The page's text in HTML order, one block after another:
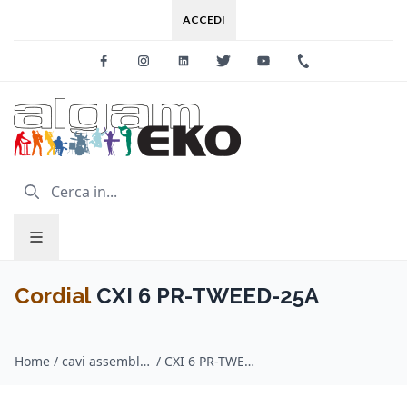
ACCEDI
FacebookInstagramLinkedinTwitter Youtube
CordialCXI 6 PR-TWEED-25A
Home / cavi assemblati per strumenti musicali / Cordial / CXI 6 PR-TWEED-25A